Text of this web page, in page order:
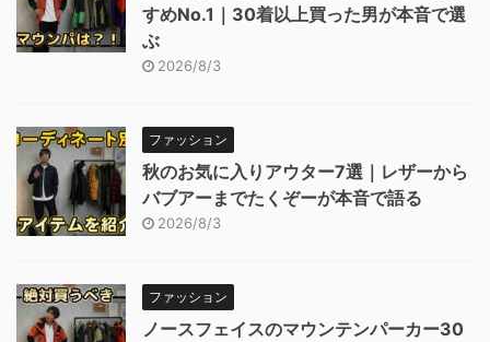
すめNo.1｜30着以上買った男が本音で選
ぶ
2026/8/3
ファッション
秋のお気に入りアウター7選｜レザーから
バブアーまでたくぞーが本音で語る
2026/8/3
ファッション
ノースフェイスのマウンテンパーカー30